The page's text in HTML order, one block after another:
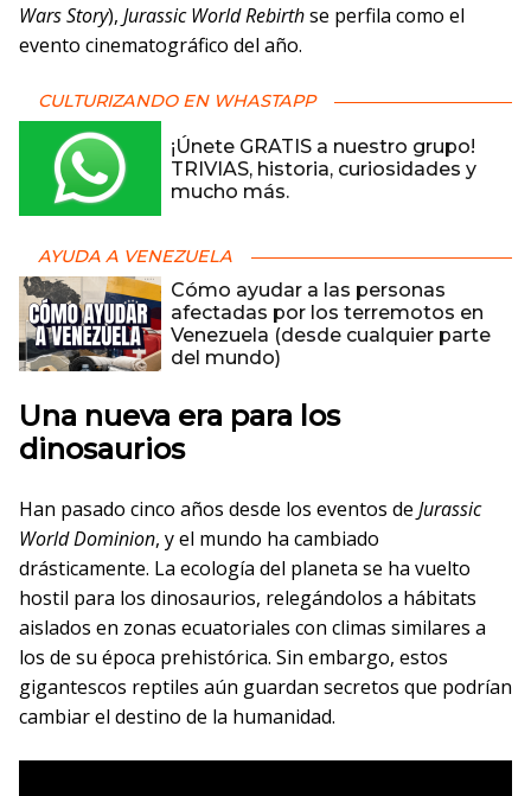
Wars Story), Jurassic World Rebirthse perfila como el
evento cinematográfico del año.
CULTURIZANDO EN WHASTAPP
¡Únete GRATIS a nuestro grupo!
TRIVIAS, historia, curiosidades y
mucho más.
AYUDA A VENEZUELA
Cómo ayudar a las personas
afectadas por los terremotos en
Venezuela (desde cualquier parte
del mundo)
Una nueva era para los
dinosaurios
Han pasado cinco años desde los eventos de Jurassic
World Dominion, y el mundo ha cambiado
drásticamente. La ecología del planeta se ha vuelto
hostil para los dinosaurios, relegándolos a hábitats
aislados en zonas ecuatoriales con climas similares a
los de su época prehistórica. Sin embargo, estos
gigantescos reptiles aún guardan secretos que podrían
cambiar el destino de la humanidad.